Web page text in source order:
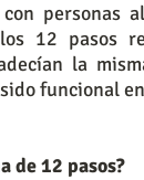
personas
12 pasos
la
funcional
de 12 pasos?